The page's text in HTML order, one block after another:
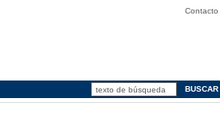
Contacto